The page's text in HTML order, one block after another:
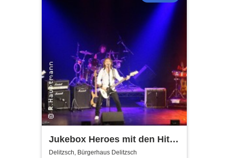
Jukebox Heroes mit den Hits
von Sweet, Slade u.v.a. - 2027
Delitzsch, Bürgerhaus Delitzsch